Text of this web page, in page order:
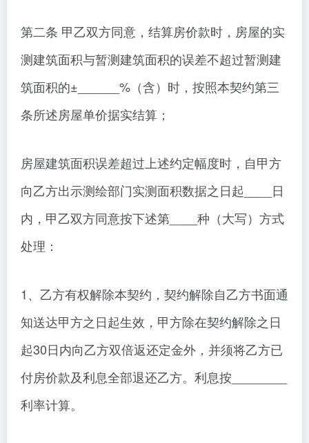
第二条 甲乙双方同意，结算房价款时，房屋的实
测建筑面积与暂测建筑面积的误差不超过暂测建
筑面积的±______%（含）时，按照本契约第三
条所述房屋单价据实结算；
房屋建筑面积误差超过上述约定幅度时，自甲方
向乙方出示测绘部门实测面积数据之日起____日
内，甲乙双方同意按下述第____种（大写）方式
处理：
1、乙方有权解除本契约，契约解除自乙方书面通
知送达甲方之日起生效，甲方除在契约解除之日
起30日内向乙方双倍返还定金外，并须将乙方已
付房价款及利息全部退还乙方。利息按________
利率计算。